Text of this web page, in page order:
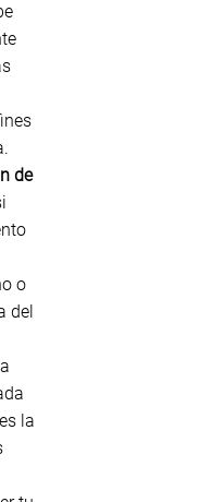
de
o
del
la